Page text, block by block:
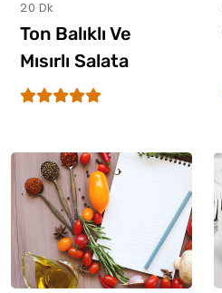
20 Dk
Ton Balıklı Ve
Mısırlı Salata